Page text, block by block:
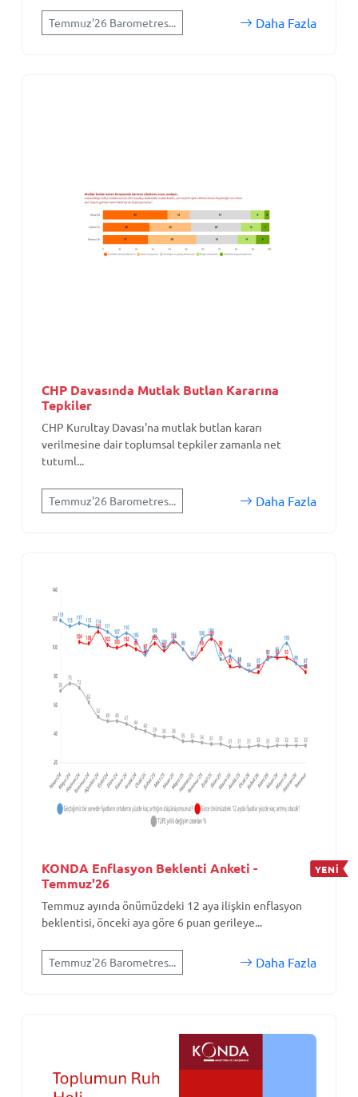
Temmuz'26 Barometres... Daha Fazla
CHP Davasında Mutlak Butlan Kararına
Tepkiler
CHP Kurultay Davası'na mutlak butlan kararı
verilmesine dair toplumsal tepkiler zamanla net
tutuml...
Temmuz'26 Barometres... Daha Fazla
KONDA Enflasyon Beklenti Anketi -
Temmuz'26
YENİ
Temmuz ayında önümüzdeki 12 aya ilişkin enflasyon
beklentisi, önceki aya göre 6 puan gerileye...
Temmuz'26 Barometres... Daha Fazla